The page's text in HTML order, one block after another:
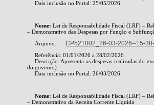
Data inclusão no Portal: 25/05/2026
Nome: Lei de Responsabilidade Fiscal (LRF) –
– Demonstrativo das Despesas por Função e
Arquivo:
CP521002_26-03-2026--15-
Referência: 01/01/2026 a 28/02/2026
Descrição: Apresenta as despesas realizadas do
do governo).
Data inclusão no Portal: 26/03/2026
Nome: Lei de Responsabilidade Fiscal (LRF) –
– Demonstrativo da Receita Corrente Líquida